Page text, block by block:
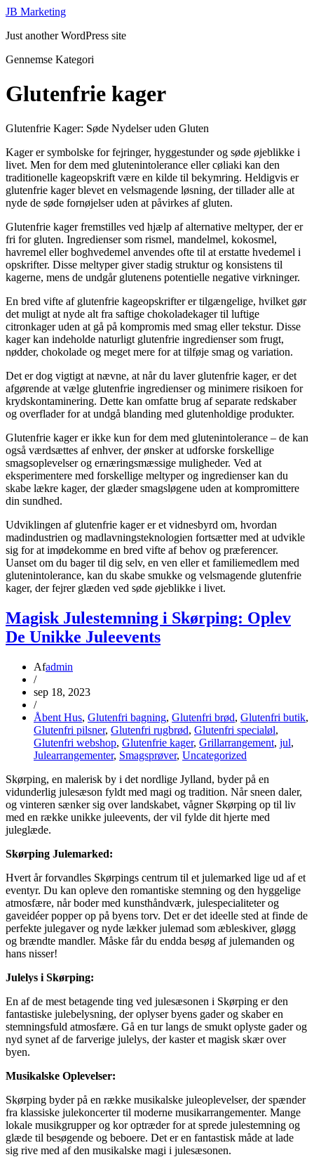
JB Marketing
Just another WordPress site
Gennemse Kategori
Glutenfrie kager
Glutenfrie Kager: Søde Nydelser uden Gluten
Kager er symbolske for fejringer, hyggestunder og søde øjeblikke i
livet. Men for dem med glutenintolerance eller cøliaki kan den
traditionelle kageopskrift være en kilde til bekymring. Heldigvis er
glutenfrie kager blevet en velsmagende løsning, der tillader alle at
nyde de søde fornøjelser uden at påvirkes af gluten.
Glutenfrie kager fremstilles ved hjælp af alternative meltyper, der er
fri for gluten. Ingredienser som rismel, mandelmel, kokosmel,
havremel eller boghvedemel anvendes ofte til at erstatte hvedemel i
opskrifter. Disse meltyper giver stadig struktur og konsistens til
kagerne, mens de undgår glutenens potentielle negative virkninger.
En bred vifte af glutenfrie kageopskrifter er tilgængelige, hvilket gør
det muligt at nyde alt fra saftige chokoladekager til luftige
citronkager uden at gå på kompromis med smag eller tekstur. Disse
kager kan indeholde naturligt glutenfrie ingredienser som frugt,
nødder, chokolade og meget mere for at tilføje smag og variation.
Det er dog vigtigt at nævne, at når du laver glutenfrie kager, er det
afgørende at vælge glutenfrie ingredienser og minimere risikoen for
krydskontaminering. Dette kan omfatte brug af separate redskaber
og overflader for at undgå blanding med glutenholdige produkter.
Glutenfrie kager er ikke kun for dem med glutenintolerance – de kan
også værdsættes af enhver, der ønsker at udforske forskellige
smagsoplevelser og ernæringsmæssige muligheder. Ved at
eksperimentere med forskellige meltyper og ingredienser kan du
skabe lækre kager, der glæder smagsløgene uden at kompromittere
din sundhed.
Udviklingen af glutenfrie kager er et vidnesbyrd om, hvordan
madindustrien og madlavningsteknologien fortsætter med at udvikle
sig for at imødekomme en bred vifte af behov og præferencer.
Uanset om du bager til dig selv, en ven eller et familiemedlem med
glutenintolerance, kan du skabe smukke og velsmagende glutenfrie
kager, der fejrer glæden ved søde øjeblikke i livet.
Magisk Julestemning i Skørping: Oplev
De Unikke Juleevents
Afadmin
/
sep 18, 2023
/
Åbent Hus, Glutenfri bagning, Glutenfri brød, Glutenfri butik,
Glutenfri pilsner, Glutenfri rugbrød, Glutenfri specialøl,
Glutenfri webshop, Glutenfrie kager, Grillarrangement, jul,
Julearrangementer, Smagsprøver, Uncategorized
Skørping, en malerisk by i det nordlige Jylland, byder på en
vidunderlig julesæson fyldt med magi og tradition. Når sneen daler,
og vinteren sænker sig over landskabet, vågner Skørping op til liv
med en række unikke juleevents, der vil fylde dit hjerte med
juleglæde.
Skørping Julemarked:
Hvert år forvandles Skørpings centrum til et julemarked lige ud af et
eventyr. Du kan opleve den romantiske stemning og den hyggelige
atmosfære, når boder med kunsthåndværk, julespecialiteter og
gaveidéer popper op på byens torv. Det er det ideelle sted at finde de
perfekte julegaver og nyde lækker julemad som æbleskiver, gløgg
og brændte mandler. Måske får du endda besøg af julemanden og
hans nisser!
Julelys i Skørping:
En af de mest betagende ting ved julesæsonen i Skørping er den
fantastiske julebelysning, der oplyser byens gader og skaber en
stemningsfuld atmosfære. Gå en tur langs de smukt oplyste gader og
nyd synet af de farverige julelys, der kaster et magisk skær over
byen.
Musikalske Oplevelser:
Skørping byder på en række musikalske juleoplevelser, der spænder
fra klassiske julekoncerter til moderne musikarrangementer. Mange
lokale musikgrupper og kor optræder for at sprede julestemning og
glæde til besøgende og beboere. Det er en fantastisk måde at lade
sig rive med af den musikalske magi i julesæsonen.